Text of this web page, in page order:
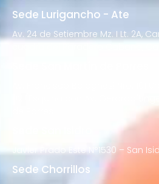
Sede Lurigancho - Ate
Av. 24 de Setiembre Mz. I Lt. 2A,
cuadra del Paradero Cabana,
Av. Francisco Bolognesi Nro. 101
02 (Esquina con Av. Gerardo
Javier Prado Este N°1530 – San
Sede Chorrillos